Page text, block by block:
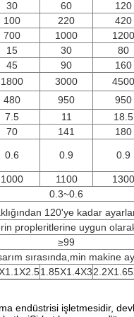
30 60 120
100 220 420
700 1000 1200
15 30 80
45 90 160
1800 3000 4500
480 950 950
7.5 11 18.5
70 141 180
0.6 0.9 0.9
1000 1100 1300
0.3~0.6
120'ye kadar
propleritlerine uygun
≥99
sırasında,min makine
1.85X1.4X3
endüstrisi işletmesidir,